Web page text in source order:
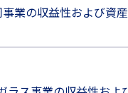
業の収益性および資産